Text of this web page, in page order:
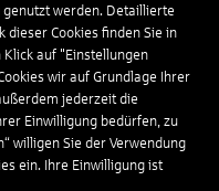
genutzt werden. Detaillierte
dieser Cookies finden Sie in
auf "Einstellungen
wir auf Grundlage Ihrer
jederzeit die
Einwilligung bedürfen, zu
willigen Sie der Verwendung
ein. Ihre Einwilligung ist